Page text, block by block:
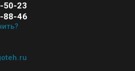
50-23
88-46